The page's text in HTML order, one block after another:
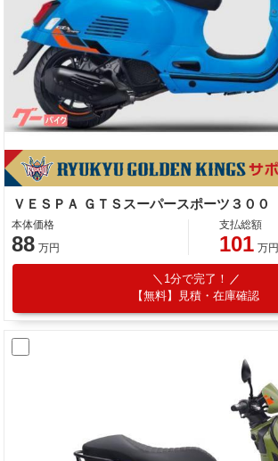
ＶＥＳＰＡ ＧＴＳスーパースポーツ３００
本体価格
88 万円
支払総額
101 万円
1分で完了！
【無料】見積・在庫確認